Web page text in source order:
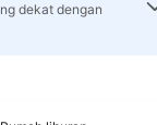
dekat dengan